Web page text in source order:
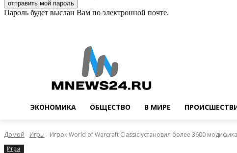
Пароль будет выслан Вам по электронной почте.
ЭКОНОМИКА ОБЩЕСТВО В МИРЕ
Домой Игры Игрок World of Warcraft Classic установил более 3600
Игры